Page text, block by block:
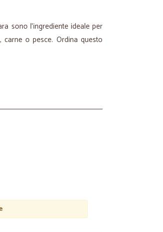
sono l'ingrediente ideale per
o pesce. Ordina questo